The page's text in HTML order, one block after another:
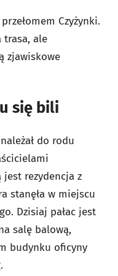
Czyżynki.
trasa, ale
zjawiskowe
się bili
do rodu
rezydencja z
stanęła w miejscu
Dzisiaj pałac jest
salę balową,
budynku oficyny